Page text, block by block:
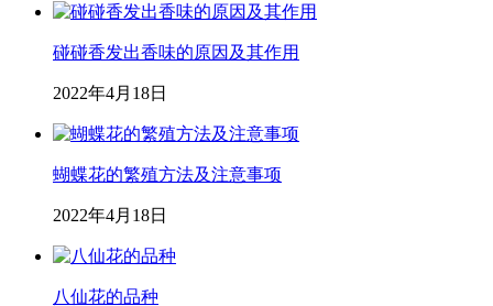
碰碰香发出香味的原因及其作用
2022年4月18日
蝴蝶花的繁殖方法及注意事项
2022年4月18日
八仙花的品种